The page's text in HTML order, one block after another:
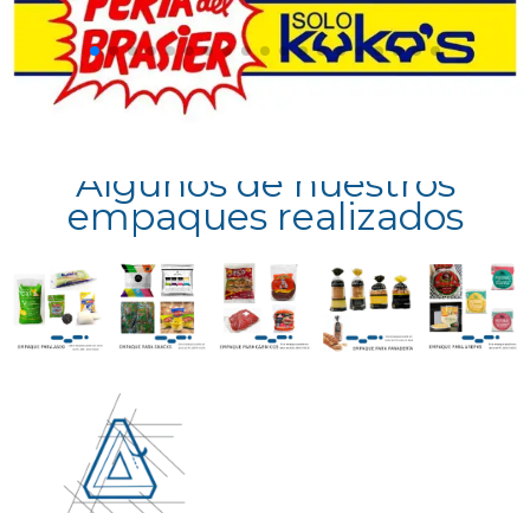
Algunos de nuestros
empaques realizados